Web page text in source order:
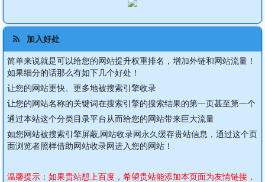
加入好处
简单来说就是可以给您的网站提升权重排名，增加外链和网站流量！
如果细分的话那么有如下几个好处！
让您的网站更快、更多地被搜索引擎收录
让您的网站名称的关键词在搜索引擎的搜索结果的第一页甚至第一个
通过本站这个分类目录平台从而给您的网站带来巨大流量
如您网站被搜索引擎屏蔽,网站收录网永久缓存贵站信息，通过这个页
面浏览者照样借助网站收录网进入您的网站！
温馨提示：如果贵站想上百度，希望贵站能添加本页面为友情链接，